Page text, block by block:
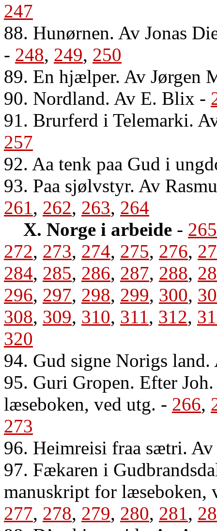
247
88. Hunørnen. Av Jonas
- 248, 249, 250
89. En hjælper. Av Jørgen
90. Nordland. Av E. Blix -
91. Brurferd i Telemarki.
257
92. Aa tenk paa Gud i
93. Paa sjølvstyr. Av
261, 262, 263, 264
X. Norge i arbeide - 265
272, 273, 274, 275, 276,
284, 285, 286, 287, 288,
296, 297, 298, 299, 300,
308, 309, 310, 311, 312,
320
94. Gud signe Norigs
95. Guri Gropen. Efter
læseboken, ved utg. - 266,
273
96. Heimreisi fraa sætri.
97. Fækaren i
manuskript for læseboken,
277, 278, 279, 280, 281,